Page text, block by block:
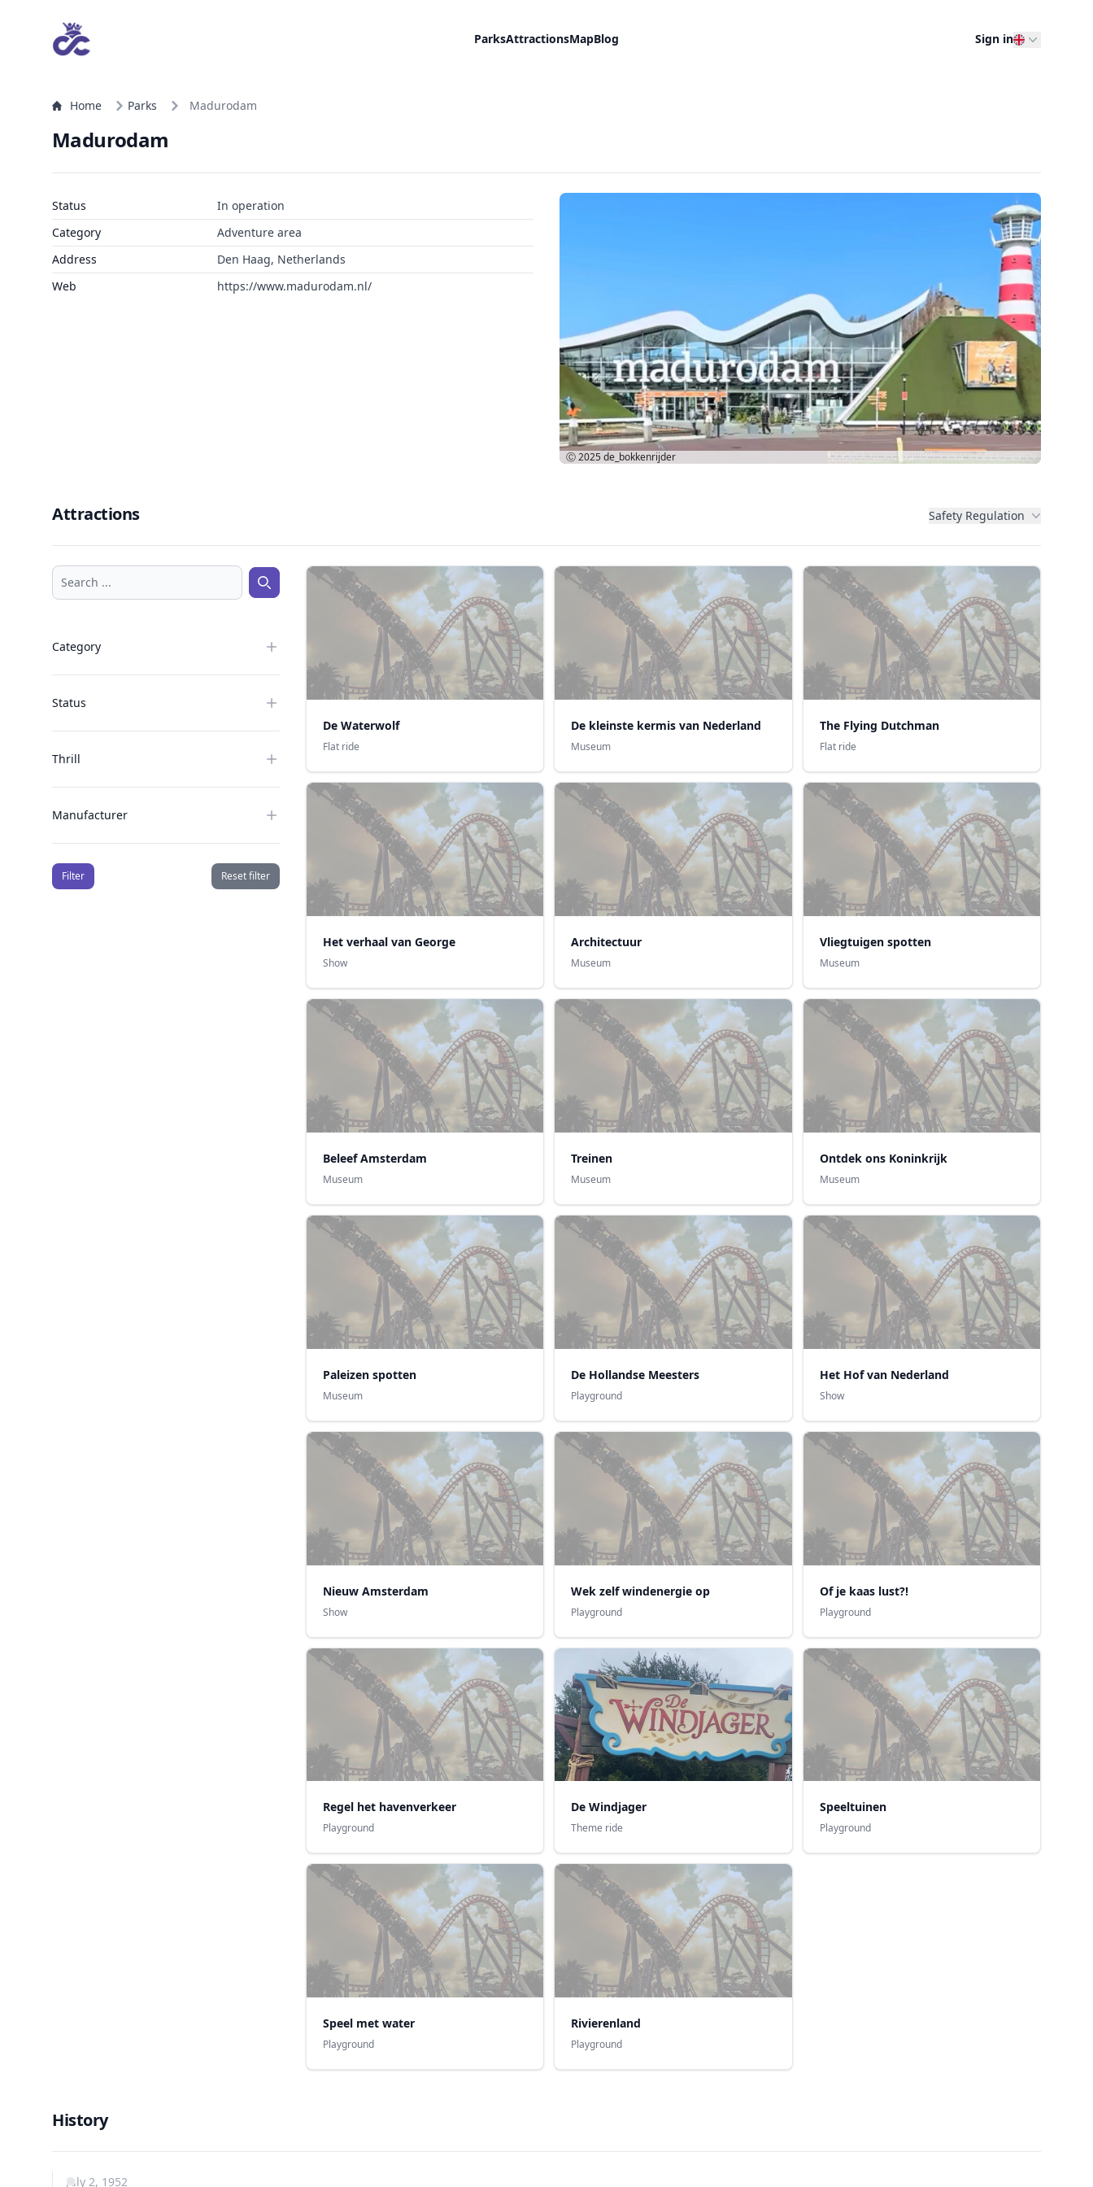
ParksAttractionsMapBlog Sign in
Home Parks Madurodam
Madurodam
Status
In operation
Category
Adventure area
Address
Den Haag, Netherlands
Web
https://www.madurodam.nl/
Ⓒ 2025de_bokkenrijder
Attractions Safety Regulation
Search ... Search ...
Category
Status
Thrill
Manufacturer
Filter Reset filter
De Waterwolf
Flat ride
De kleinste kermis van Nederland
Museum
The Flying Dutchman
Flat ride
Het verhaal van George
Show
Architectuur
Museum
Vliegtuigen spotten
Museum
Beleef Amsterdam
Museum
Treinen
Museum
Ontdek ons Koninkrijk
Museum
Paleizen spotten
Museum
De Hollandse Meesters
Playground
Het Hof van Nederland
Show
Nieuw Amsterdam
Show
Wek zelf windenergie op
Playground
Of je kaas lust?!
Playground
Regel het havenverkeer
Playground
De Windjager
Theme ride
Speeltuinen
Playground
Speel met water
Playground
Rivierenland
Playground
History
July 2, 1952